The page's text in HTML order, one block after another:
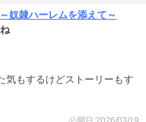
奴隷ハーレムを添えて～
気もするけどストーリーもす